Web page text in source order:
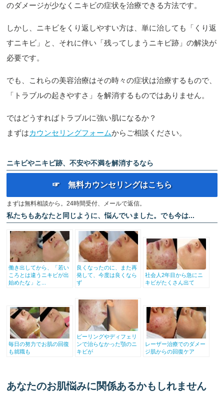
のダメージが少なくニキビの症状を治療できる方法です。
しかし、ニキビをくり返しやすい方は、単に治しても「くり返
すニキビ」と、それに伴い「残ってしまうニキビ跡」の解決が
必要です。
でも、これらの美容治療はその時々の症状は治療するもので、
「トラブルの起きやすさ」を解消するものではありません。
ではどうすればトラブルに強い肌になるか？
まずはカウンセリングフォームからご相談ください。
ニキビやニキビ跡、不安や不満を解消するなら
☞ 無料カウンセリングはこちら
まずは無料相談から。24時間受付、メールで返信。
私たちもあなたと同じように、悩んでいました。でも今は...
働き出してから、「若い
ころとは違うニキビが出
始めたな」と...
良くなったのに、また再
発して、今度は良くなら
ず
社会人2年目から急にニ
キビがたくさん出て
毎日の努力でお肌の回復
も就職も
ピーリングやディフェリ
ンで治らなかった顎のニ
キビが
レーザー治療でのダメー
ジ肌からの回復ケア
あなたのお肌悩みに関係あるかもしれません